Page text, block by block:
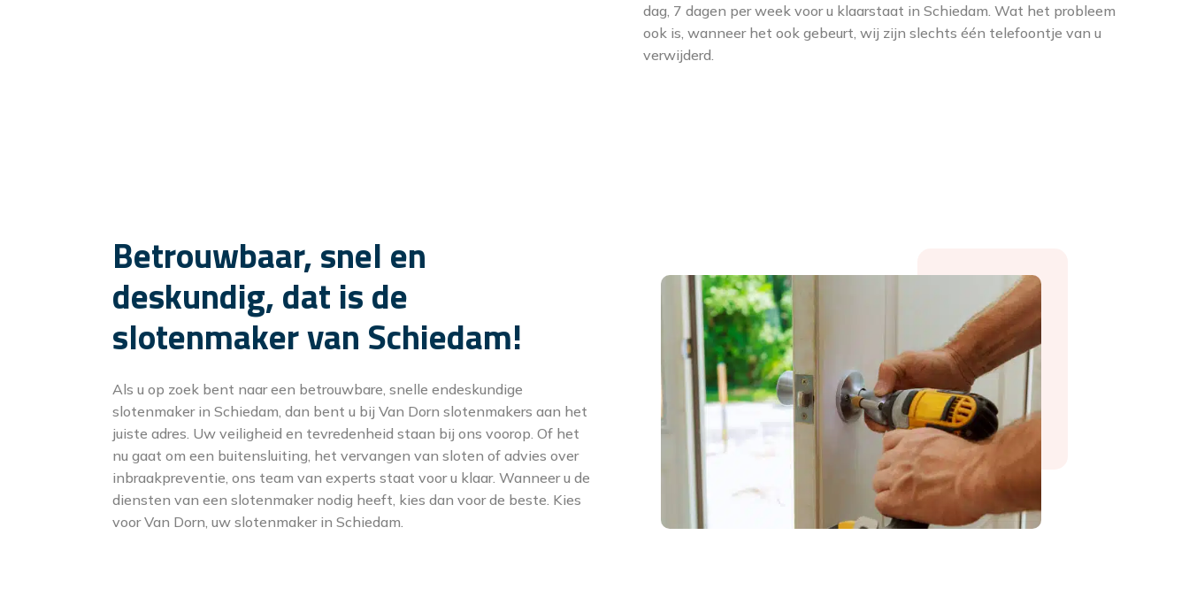
dag, 7 dagen per week voor u klaarstaat in Schiedam. Wat het probleem
ook is, wanneer het ook gebeurt, wij zijn slechts één telefoontje van u
verwijderd.
Betrouwbaar, snel en
deskundig, dat is de
slotenmaker van Schiedam!
Als u op zoek bent naar een betrouwbare, snelle endeskundige
slotenmaker in Schiedam, dan bent u bij Van Dorn slotenmakers aan het
juiste adres. Uw veiligheid en tevredenheid staan bij ons voorop. Of het
nu gaat om een buitensluiting, het vervangen van sloten of advies over
inbraakpreventie, ons team van experts staat voor u klaar. Wanneer u de
diensten van een slotenmaker nodig heeft, kies dan voor de beste. Kies
voor Van Dorn, uw slotenmaker in Schiedam.